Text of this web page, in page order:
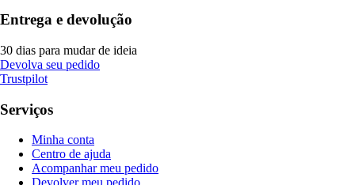
Entrega e devolução
30 dias para mudar de ideia
Devolva seu pedido
Trustpilot
Serviços
Minha conta
Centro de ajuda
Acompanhar meu pedido